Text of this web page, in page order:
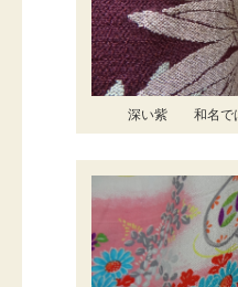
深い紫 和名で